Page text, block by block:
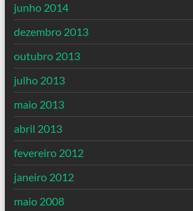
junho 2014
dezembro 2013
outubro 2013
julho 2013
maio 2013
abril 2013
fevereiro 2012
janeiro 2012
maio 2008